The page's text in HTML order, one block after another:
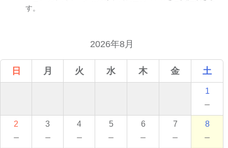
す。
2026年8月
日 月 火 水 木 金 土
1
－
2
－
3
－
4
－
5
－
6
－
7
－
8
－